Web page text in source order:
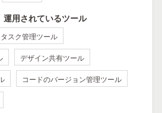
運用されているツール
タスク管理ツール
デザイン共有ツール
コードのバージョン管理ツール